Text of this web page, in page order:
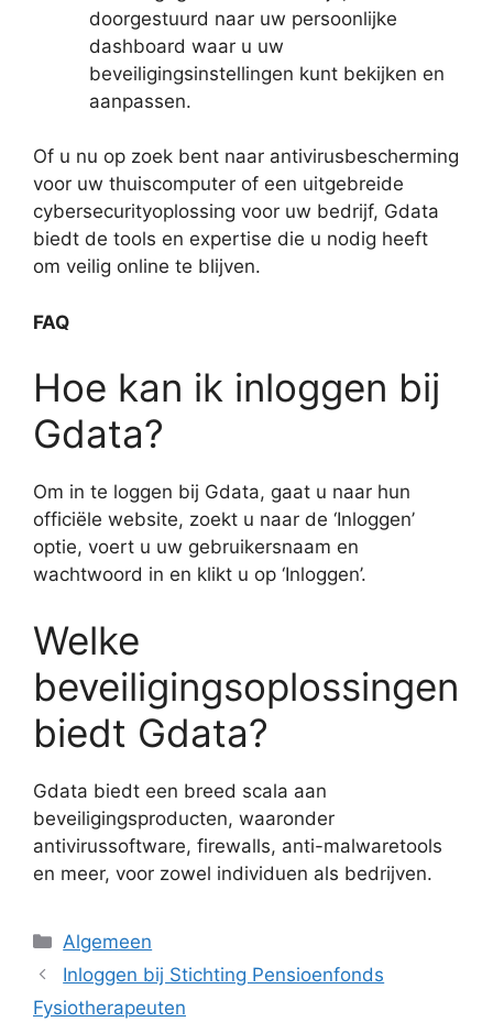
doorgestuurd naar uw persoonlijke
dashboard waar u uw
beveiligingsinstellingen kunt bekijken en
aanpassen.
Of u nu op zoek bent naar antivirusbescherming
voor uw thuiscomputer of een uitgebreide
cybersecurityoplossing voor uw bedrijf, Gdata
biedt de tools en expertise die u nodig heeft
om veilig online te blijven.
FAQ
Hoe kan ik inloggen bij
Gdata?
Om in te loggen bij Gdata, gaat u naar hun
officiële website, zoekt u naar de ‘Inloggen’
optie, voert u uw gebruikersnaam en
wachtwoord in en klikt u op ‘Inloggen’.
Welke
beveiligingsoplossingen
biedt Gdata?
Gdata biedt een breed scala aan
beveiligingsproducten, waaronder
antivirussoftware, firewalls, anti-malwaretools
en meer, voor zowel individuen als bedrijven.
Categorieën
Algemeen
Inloggen bij Stichting Pensioenfonds
Fysiotherapeuten